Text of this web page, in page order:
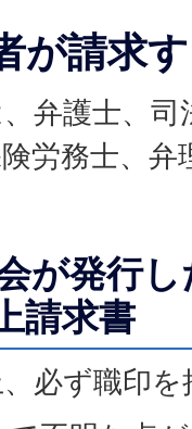
が請求
弁護士、
労務士、弁
が発行
請求書
必ず職印